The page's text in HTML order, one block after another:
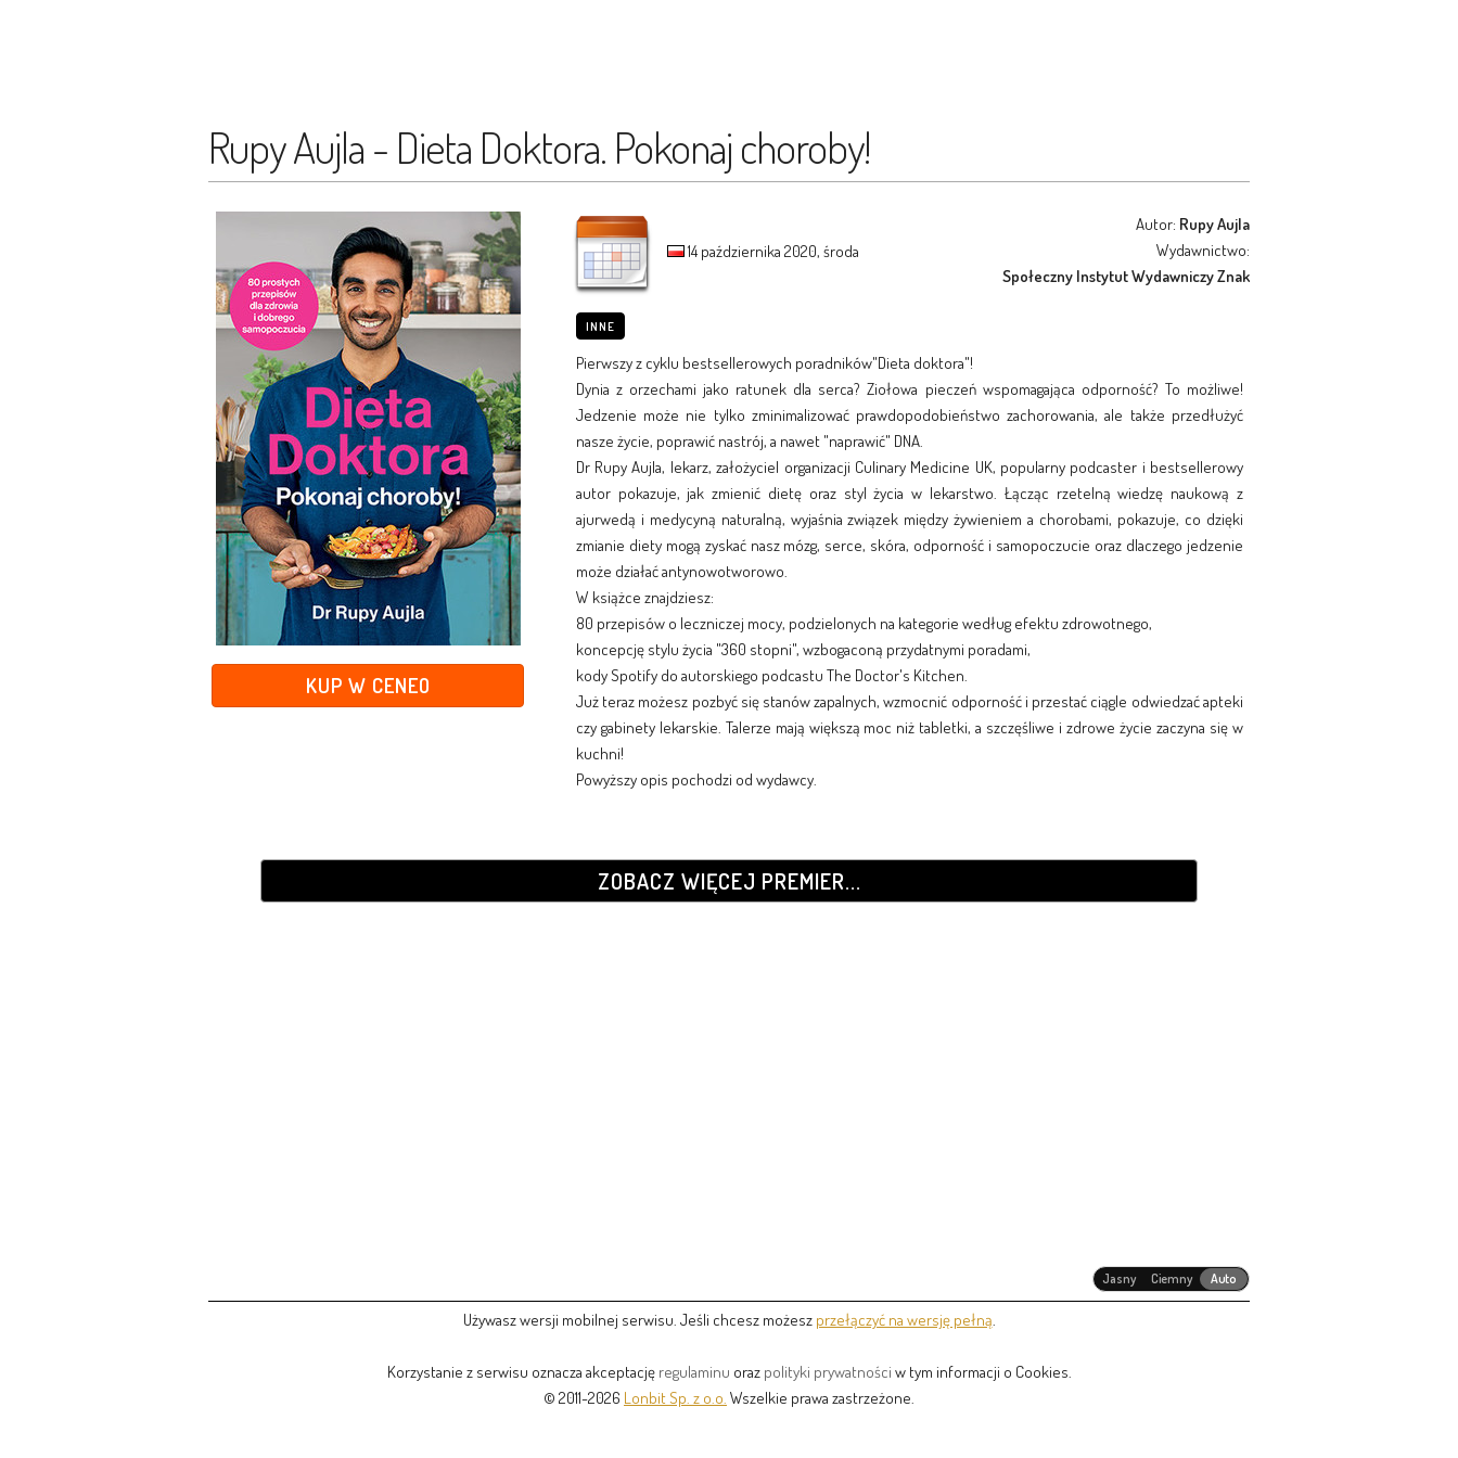
Rupy Aujla - Dieta Doktora. Pokonaj choroby!
KUP W CENEO
14 października 2020, środa
Autor: Rupy Aujla
Wydawnictwo:
Społeczny Instytut Wydawniczy Znak
INNE
Pierwszy z cyklu bestsellerowych poradników"Dieta doktora"!
Dynia z orzechami jako ratunek dla serca? Ziołowa pieczeń wspomagająca odporność? To możliwe!
Jedzenie może nie tylko zminimalizować prawdopodobieństwo zachorowania, ale także przedłużyć
nasze życie, poprawić nastrój, a nawet "naprawić" DNA.
Dr Rupy Aujla, lekarz, założyciel organizacji Culinary Medicine UK, popularny podcaster i bestsellerowy
autor pokazuje, jak zmienić dietę oraz styl życia w lekarstwo. Łącząc rzetelną wiedzę naukową z
ajurwedą i medycyną naturalną, wyjaśnia związek między żywieniem a chorobami, pokazuje, co dzięki
zmianie diety mogą zyskać nasz mózg, serce, skóra, odporność i samopoczucie oraz dlaczego jedzenie
może działać antynowotworowo.
W książce znajdziesz:
80 przepisów o leczniczej mocy, podzielonych na kategorie według efektu zdrowotnego,
koncepcję stylu życia "360 stopni", wzbogaconą przydatnymi poradami,
kody Spotify do autorskiego podcastu The Doctor's Kitchen.
Już teraz możesz pozbyć się stanów zapalnych, wzmocnić odporność i przestać ciągle odwiedzać apteki
czy gabinety lekarskie. Talerze mają większą moc niż tabletki, a szczęśliwe i zdrowe życie zaczyna się w
kuchni!
Powyższy opis pochodzi od wydawcy.
ZOBACZ WIĘCEJ PREMIER...
Jasny Ciemny Auto
Używasz wersji mobilnej serwisu. Jeśli chcesz możesz przełączyć na wersję pełną
Korzystanie z serwisu oznacza akceptację regulaminu oraz polityki prywatności w tym informacji o Cookies.
© 2011-2026 Lonbit Sp. z o.o. Wszelkie prawa zastrzeżone.